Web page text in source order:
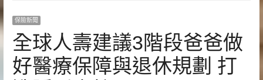
項
目
保險新聞
全球人壽建議3階段爸爸做
好醫療保障與退休規劃 打